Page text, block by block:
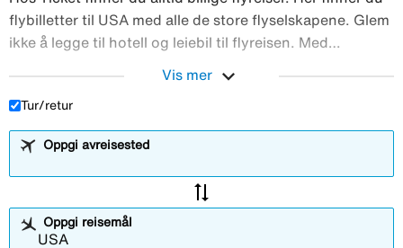
flybilletter til USA med alle de store flyselskapene. Glem
ikke å legge til hotell og leiebil til flyreisen. Med
Vis mer expand_more
Tur/retur
Oppgi avreisested
sync_alt
Oppgi reisemål